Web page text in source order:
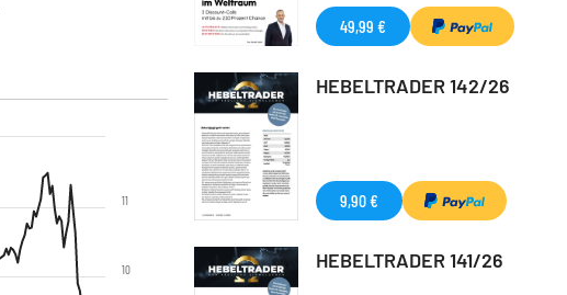
10
11
49,99 €
HEBELTRADER 142/26
9,90 €
HEBELTRADER 141/26